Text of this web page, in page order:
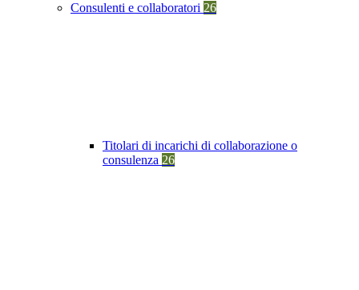
Consulenti e collaboratori 26
Titolari di incarichi di collaborazione o
consulenza 26